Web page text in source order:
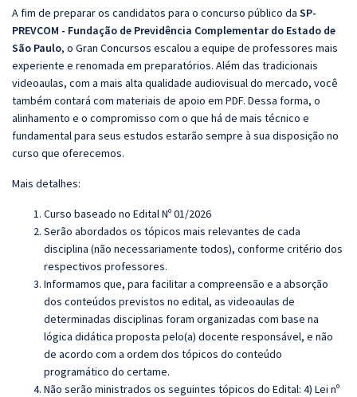
A fim de preparar os candidatos para o concurso público da SP-
PREVCOM - Fundação de Previdência Complementar do Estado de
São Paulo, o Gran Concursos escalou a equipe de professores mais
experiente e renomada em preparatórios. Além das tradicionais
videoaulas, com a mais alta qualidade audiovisual do mercado, você
também contará com materiais de apoio em PDF. Dessa forma, o
alinhamento e o compromisso com o que há de mais técnico e
fundamental para seus estudos estarão sempre à sua disposição no
curso que oferecemos.
Mais detalhes:
Curso baseado no Edital Nº 01/2026
Serão abordados os tópicos mais relevantes de cada
disciplina (não necessariamente todos), conforme critério dos
respectivos professores.
Informamos que, para facilitar a compreensão e a absorção
dos conteúdos previstos no edital, as videoaulas de
determinadas disciplinas foram organizadas com base na
lógica didática proposta pelo(a) docente responsável, e não
de acordo com a ordem dos tópicos do conteúdo
programático do certame.
Não serão ministrados os seguintes tópicos do Edital: 4) Lei nº